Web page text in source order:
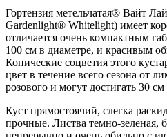
Гортензия метельчатая® Вайт
Gardenlight® Whitelight) имеет
отличается очень компактным
100 см в диаметре, и красивым
Конические соцветия этого
цвет в течение всего сезона от
розового и могут достигать 30
Куст прямостоячий, слегка
прочные. Листва темно-зеленая,